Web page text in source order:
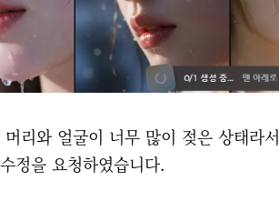
리와 얼굴이 너무 많이 젖은 상태라서
정을 요청하였습니다.